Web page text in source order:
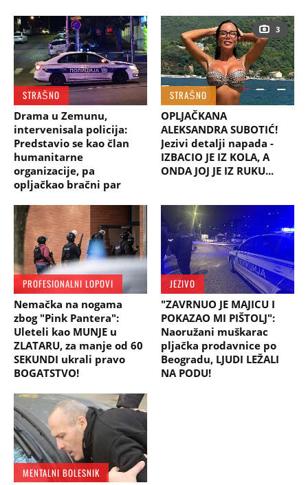
STRAŠNO
Drama u Zemunu,
intervenisala policija:
Predstavio se kao član
humanitarne
organizacije, pa
opljačkao bračni par
3
STRAŠNO
OPLJAČKANA
ALEKSANDRA SUBOTIĆ!
Jezivi detalji napada -
IZBACIO JE IZ KOLA, A
ONDA JOJ JE IZ RUKU...
PROFESIONALNI LOPOVI
Nemačka na nogama
zbog "Pink Pantera":
Uleteli kao MUNJE u
ZLATARU, za manje od 60
SEKUNDI ukrali pravo
BOGATSTVO!
JEZIVO
"ZAVRNUO JE MAJICU I
POKAZAO MI PIŠTOLJ":
Naoružani muškarac
pljačka prodavnice po
Beogradu, LJUDI LEŽALI
NA PODU!
MENTALNI BOLESNIK